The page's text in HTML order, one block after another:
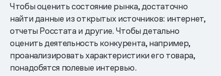
Чтобы оценить состояние рынка, достаточно
найти данные из открытых источников: интернет,
отчеты Росстата и другие. Чтобы детально
оценить деятельность конкурента, например,
проанализировать характеристики его товара,
понадобятся полевые интервью.